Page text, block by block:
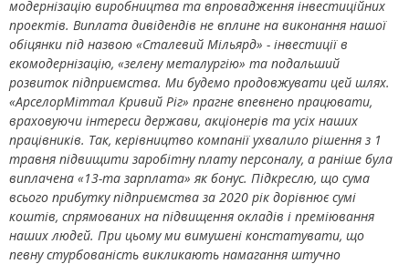
модернізацію виробництва та впровадження інвестиційних
проектів. Виплата дивідендів не вплине на виконання нашої
обіцянки під назвою «Сталевий Мільярд» - інвестиції в
екомодернізацію, «зелену металургію» та подальший
розвиток підприємства. Ми будемо продовжувати цей шлях.
«АрселорМіттал Кривий Ріг» прагне впевнено працювати,
враховуючи інтереси держави, акціонерів та усіх наших
працівників. Так, керівництво компанії ухвалило рішення з 1
травня підвищити заробітну плату персоналу, а раніше була
виплачена «13-та зарплата» як бонус. Підкреслю, що сума
всього прибутку підприємства за 2020 рік дорівнює сумі
коштів, спрямованих на підвищення окладів і преміювання
наших людей. При цьому ми вимушені констатувати, що
певну стурбованість викликають намагання штучно